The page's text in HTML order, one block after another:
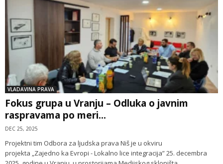
VLADAVINA PRAVA
Fokus grupa u Vranju – Odluka o javnim
raspravama po meri...
DEC 25, 2025
Projektni tim Odbora za ljudska prava Niš je u okviru
projekta „Zajedno ka Evropi - Lokalno lice integracija” 25. decembra